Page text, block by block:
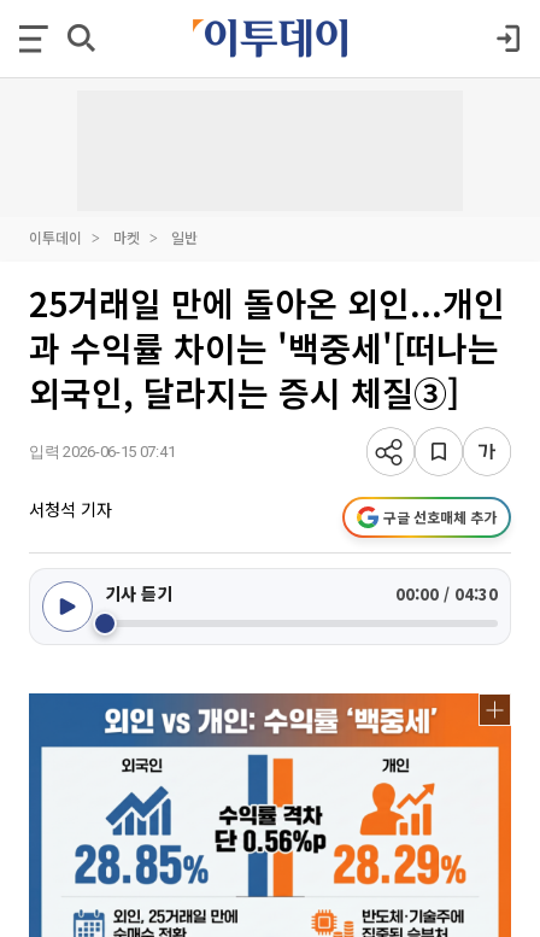
이투데이 마켓 일반
25거래일 만에 돌아온 외인...개인
과 수익률 차이는 '백중세'[떠나는
외국인, 달라지는 증시 체질③]
입력 2026-06-15 07:41
서청석 기자 구글 선호매체 추가
기사 듣기 00:00 / 04:30